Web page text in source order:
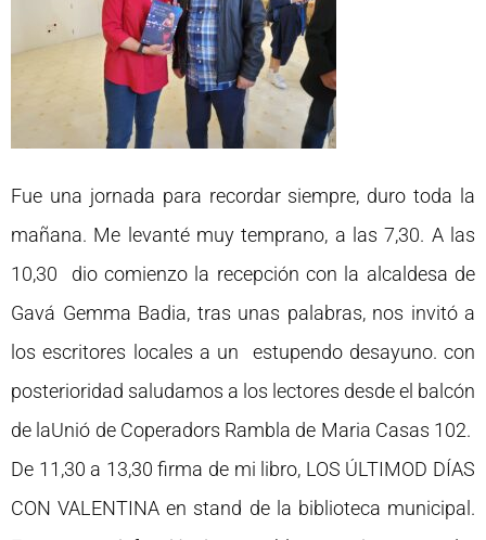
Fue una jornada para recordar siempre, duro toda la
mañana. Me levanté muy temprano, a las 7,30. A las
10,30 dio comienzo la recepción con la alcaldesa de
Gavá Gemma Badia, tras unas palabras, nos invitó a
los escritores locales a un estupendo desayuno. con
posterioridad saludamos a los lectores desde el balcón
de laUnió de Coperadors Rambla de Maria Casas 102.
De 11,30 a 13,30 firma de mi libro, LOS ÚLTIMOD DÍAS
CON VALENTINA en stand de la biblioteca municipal.